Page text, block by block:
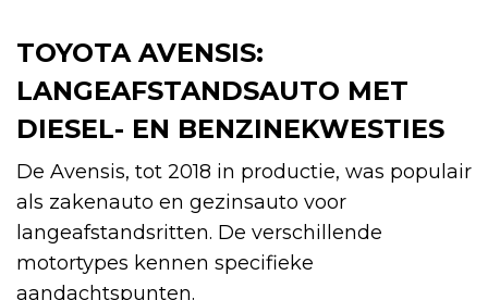
TOYOTA AVENSIS:
LANGEAFSTANDSAUTO MET
DIESEL- EN BENZINEKWESTIES
De Avensis, tot 2018 in productie, was populair
als zakenauto en gezinsauto voor
langeafstandsritten. De verschillende
motortypes kennen specifieke
aandachtspunten.